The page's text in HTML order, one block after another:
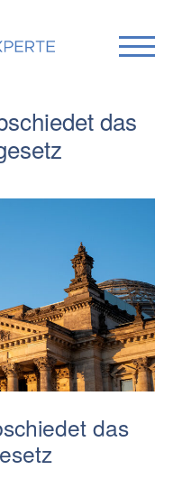
das
das